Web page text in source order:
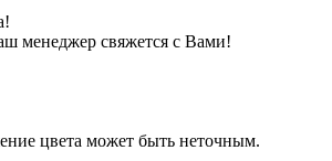
менеджер свяжется с Вами!
цвета может быть неточным.